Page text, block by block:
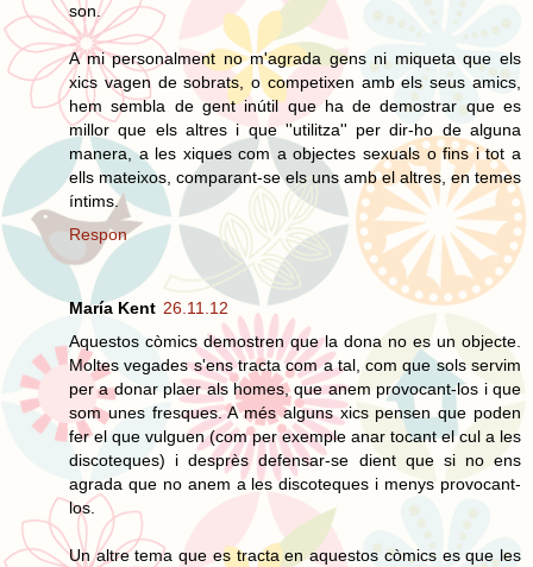
son.
A mi personalment no m'agrada gens ni miqueta que els
xics vagen de sobrats, o competixen amb els seus amics,
hem sembla de gent inútil que ha de demostrar que es
millor que els altres i que ''utilitza'' per dir-ho de alguna
manera, a les xiques com a objectes sexuals o fins i tot a
ells mateixos, comparant-se els uns amb el altres, en temes
íntims.
Respon
María Kent 26.11.12
Aquestos còmics demostren que la dona no es un objecte.
Moltes vegades s'ens tracta com a tal, com que sols servim
per a donar plaer als homes, que anem provocant-los i que
som unes fresques. A més alguns xics pensen que poden
fer el que vulguen (com per exemple anar tocant el cul a les
discoteques) i desprès defensar-se dient que si no ens
agrada que no anem a les discoteques i menys provocant-
los.
Un altre tema que es tracta en aquestos còmics es que les